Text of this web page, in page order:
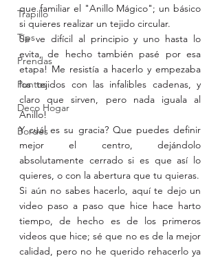
Trapillo
Tips
Prendas
Puntos
Deco Hogar
Bordes
que familiar el "Anillo Mágico"; un básico
si quieres realizar un tejido circular.
Se ve difícil al principio y uno hasta lo
evita, de hecho también pasé por esa
etapa! Me resistía a hacerlo y empezaba
los tejidos con las infalibles cadenas, y
claro que sirven, pero nada iguala al
Anillo!
Y cuál es su gracia? Que puedes definir
mejor el centro, dejándolo
absolutamente cerrado si es que así lo
quieres, o con la abertura que tu quieras.
Si aún no sabes hacerlo, aquí te dejo un
video paso a paso que hice hace harto
tiempo, de hecho es de los primeros
videos que hice; sé que no es de la mejor
calidad, pero no he querido rehacerlo ya